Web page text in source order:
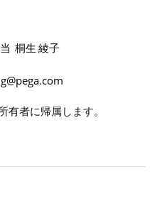
桐生 綾子
有者に帰属します。